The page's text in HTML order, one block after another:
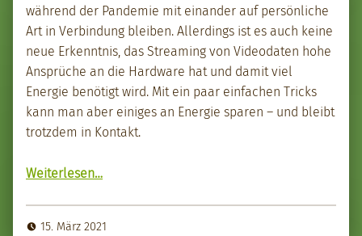
während der Pan­demie mit einan­der auf per­sön­liche
Art in Verbindung bleiben. Allerd­ings ist es auch keine
neue Erken­nt­nis, das Stream­ing von Video­dat­en hohe
Ansprüche an die Hard­ware hat und damit viel
Energie benötigt wird. Mit ein paar ein­fachen Tricks
kann man aber einiges an Energie sparen – und bleibt
trotz­dem in Kon­takt.
Weit­er­lesen“Energie­ver­brauch bei Video-Calls senken”
…
15. März 2021